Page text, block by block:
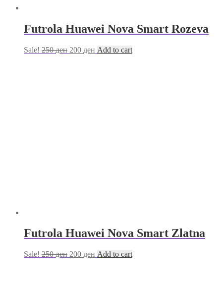
Futrola Huawei Nova Smart Rozeva
Sale! 250ден 200 ден Add to cart
Futrola Huawei Nova Smart Zlatna
Sale! 250ден 200 ден Add to cart